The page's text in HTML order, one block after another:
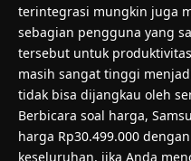
terintegrasi mungkin juga
sebagian pengguna yang
tersebut untuk
masih sangat tinggi
tidak bisa dijangkau oleh
Berbicara soal harga,
harga Rp30.499.000
keseluruhan, jika Anda